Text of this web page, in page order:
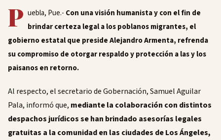
P uebla, Pue.- Con una visión humanista y con el fin de
brindar certeza legal a los poblanos migrantes, el
gobierno estatal que preside Alejandro Armenta, refrenda
su compromiso de otorgar respaldo y protección a las y los
paisanos en retorno.
Al respecto, el secretario de Gobernación, Samuel Aguilar
Pala, informó que, mediante la colaboración con distintos
despachos jurídicos se han brindado asesorías legales
gratuitas a la comunidad en las ciudades de Los Ángeles,